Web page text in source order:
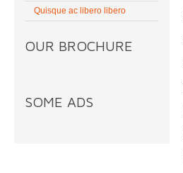
Quisque ac libero libero
OUR BROCHURE
SOME ADS